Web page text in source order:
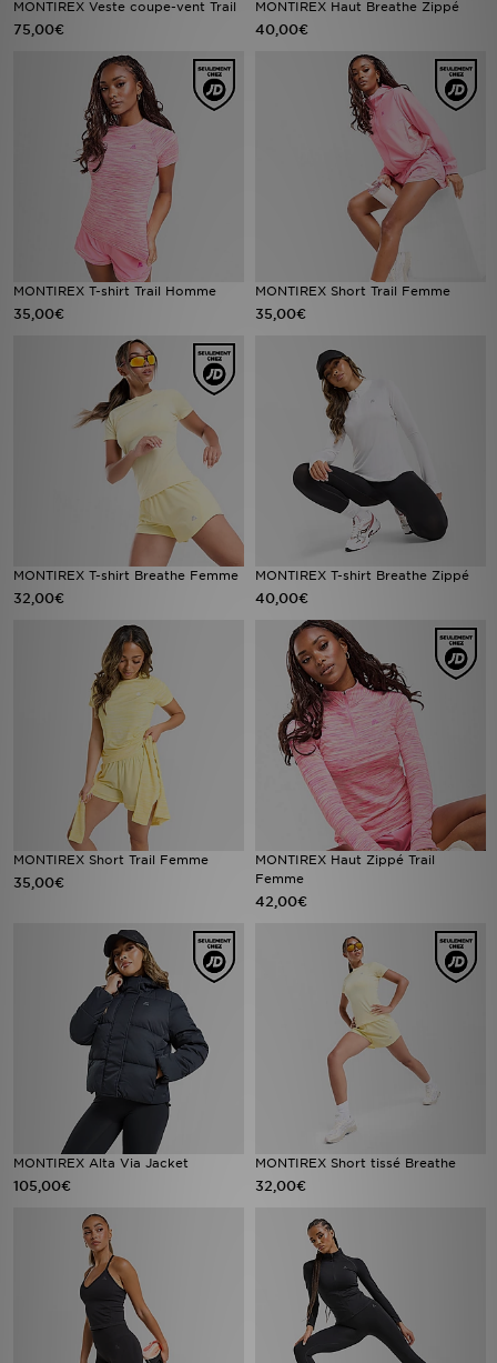
MONTIREX Veste coupe-vent Trail
75,00€
MONTIREX Haut Breathe Zippé
40,00€
MONTIREX T-shirt Trail Homme
35,00€
MONTIREX Short Trail Femme
35,00€
MONTIREX T-shirt Breathe Femme
32,00€
MONTIREX T-shirt Breathe Zippé
40,00€
MONTIREX Short Trail Femme
35,00€
MONTIREX Haut Zippé Trail
Femme
42,00€
MONTIREX Alta Via Jacket
105,00€
MONTIREX Short tissé Breathe
32,00€
Suivre Ma Commande
Service client
Nos Magasins
Télécharge l'Appli